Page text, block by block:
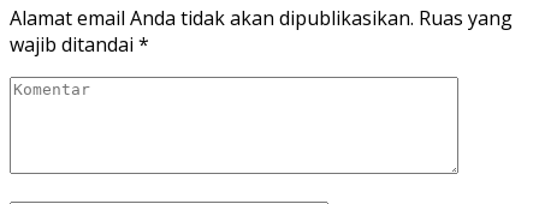
Alamat email Anda tidak akan dipublikasikan. Ruas yang
wajib ditandai *